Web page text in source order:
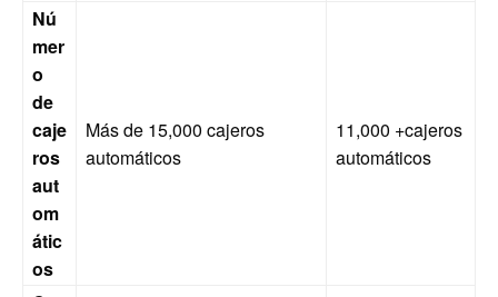
Nú
mer
o
de
caje
ros
aut
om
átic
os
Más de 15,000 cajeros
automáticos
11,000 +cajeros
automáticos